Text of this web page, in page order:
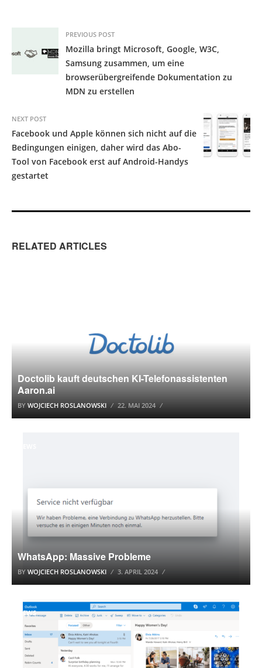
PREVIOUS POST
Mozilla bringt Microsoft, Google, W3C,
Samsung zusammen, um eine
browserübergreifende Dokumentation zu
MDN zu erstellen
NEXT POST
Facebook und Apple können sich nicht auf die
Bedingungen einigen, daher wird das Abo-
Tool von Facebook erst auf Android-Handys
gestartet
RELATED ARTICLES
Doctolib kauft deutschen KI-Telefonassistenten
Aaron.ai
BY WOJCIECH ROSLANOWSKI 22. MAI 2024
WhatsApp: Massive Probleme
BY WOJCIECH ROSLANOWSKI 3. APRIL 2024
NEWS